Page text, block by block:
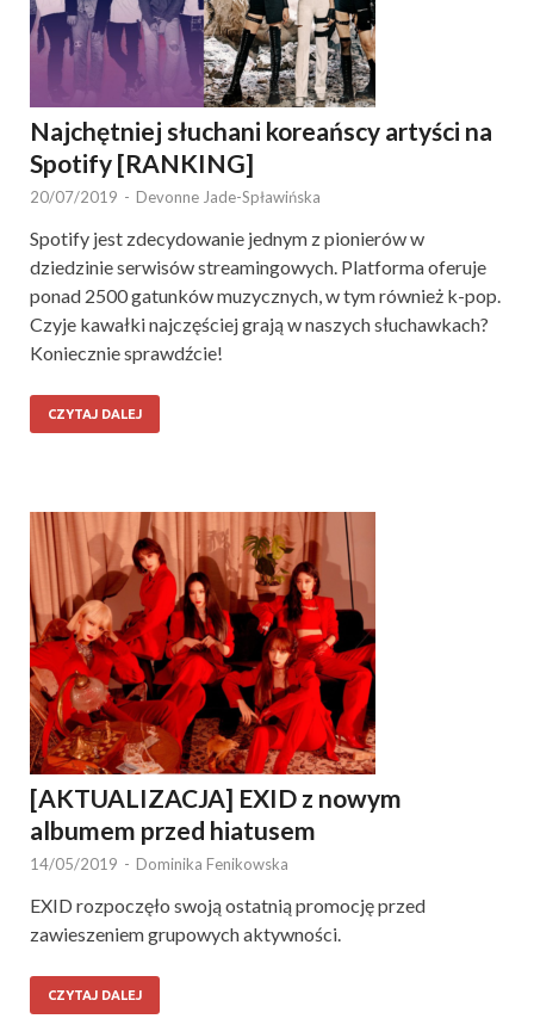
Najchętniej słuchani koreańscy artyści na
Spotify [RANKING]
20/07/2019 - Devonne Jade-Spławińska
Spotify jest zdecydowanie jednym z pionierów w
dziedzinie serwisów streamingowych. Platforma oferuje
ponad 2500 gatunków muzycznych, w tym również k-pop.
Czyje kawałki najczęściej grają w naszych słuchawkach?
Koniecznie sprawdźcie!
CZYTAJ DALEJ
[AKTUALIZACJA] EXID z nowym
albumem przed hiatusem
14/05/2019 - Dominika Fenikowska
EXID rozpoczęło swoją ostatnią promocję przed
zawieszeniem grupowych aktywności.
CZYTAJ DALEJ